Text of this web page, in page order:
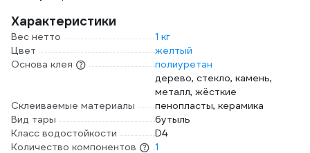
Характеристики
Вес нетто
1 кг
Цвет
желтый
Основа клея
полиуретан
Склеиваемые материалы
дерево, стекло, камень,
металл, жёсткие
пенопласты, керамика
Вид тары
бутыль
Класс водостойкости
D4
Количество компонентов
1